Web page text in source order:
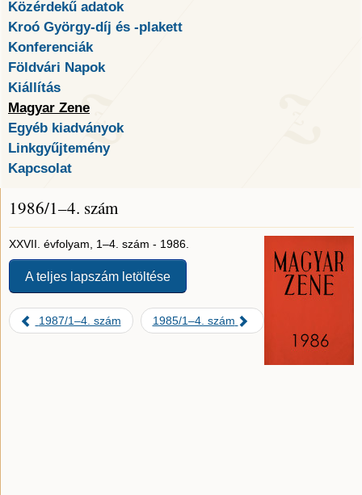
Közérdekű adatok
Kroó György-díj és -plakett
Konferenciák
Földvári Napok
Kiállítás
Magyar Zene
Egyéb kiadványok
Linkgyűjtemény
Kapcsolat
1986/1–4. szám
XXVII. évfolyam, 1–4. szám - 1986.
A teljes lapszám letöltése
1987/1–4. szám 1985/1–4. szám